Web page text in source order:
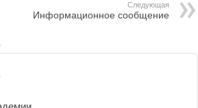
Следующая
Информационное сообщение